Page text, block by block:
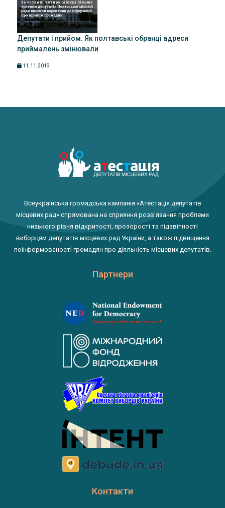
Депутати і прийом. Як полтавські обранці адреси
приймалень змінювали
11.11.2019
Всеукраїнська громадська кампанія «Атестація депутатів
місцевих рад» спрямована на сприяння розв'язання проблеми
низького рівня відкритості, прозорості та підзвітності
виборцям депутатів місцевих рад України, а також підвищення
поінформованості громадян про діяльність місцевих депутатів.
Партнери
Контакти